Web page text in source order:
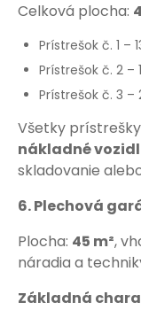
Celková plocha:
Prístrešok č. 1 –
Prístrešok č. 2 –
Prístrešok č. 3 –
Všetky
nákladné
skladovanie
6. Plechová
Plocha: 45 m²,
náradia a
Základná